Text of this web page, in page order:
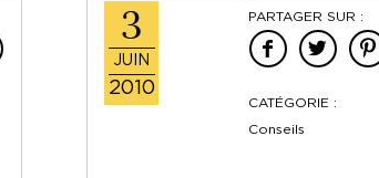
3
JUIN
2010
PARTAGER SUR :
CATÉGORIE :
Conseils